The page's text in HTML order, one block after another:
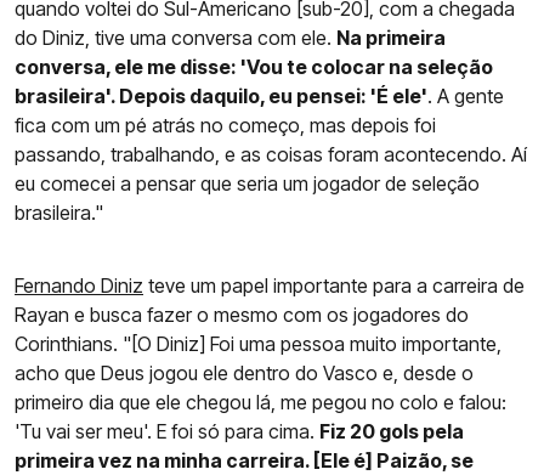
quando voltei do Sul-Americano [sub-20], com a chegada
do Diniz, tive uma conversa com ele. Na primeira
conversa, ele me disse: 'Vou te colocar na seleção
brasileira'. Depois daquilo, eu pensei: 'É ele'. A gente
fica com um pé atrás no começo, mas depois foi
passando, trabalhando, e as coisas foram acontecendo. Aí
eu comecei a pensar que seria um jogador de seleção
brasileira."
Fernando Diniz teve um papel importante para a carreira de
Rayan e busca fazer o mesmo com os jogadores do
Corinthians. "[O Diniz] Foi uma pessoa muito importante,
acho que Deus jogou ele dentro do Vasco e, desde o
primeiro dia que ele chegou lá, me pegou no colo e falou:
'Tu vai ser meu'. E foi só para cima. Fiz 20 gols pela
primeira vez na minha carreira. [Ele é] Paizão, se